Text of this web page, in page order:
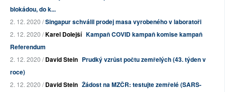
blokádou, do k...
2. 12. 2020 /Singapur schválil prodej masa vyrobeného v laboratoři
2. 12. 2020 /Karel Dolejší Kampaň COVID kampaň komise kampaň
Referendum
2. 12. 2020 /David Stein Prudký vzrůst počtu zemřelých (43. týden v
roce)
2. 12. 2020 /David Stein Žádost na MZČR: testujte zemřelé (SARS-